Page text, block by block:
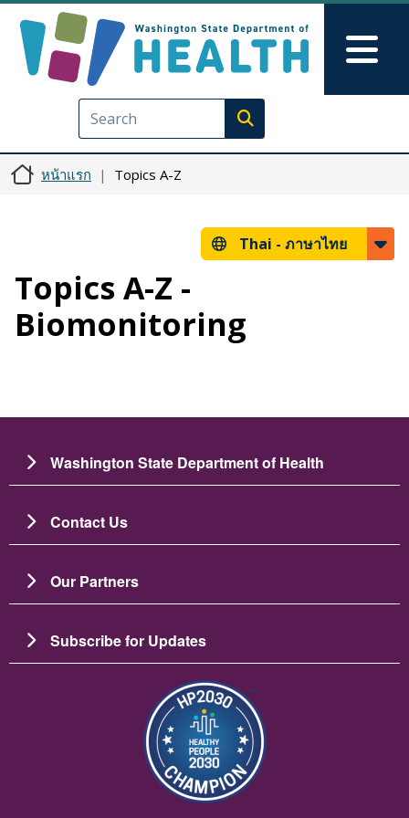
Execute search
หน้าแรก Topics A-Z
Thai - ภาษาไทย
Topics A-Z -
Biomonitoring
Washington State Department of Health
Contact Us
Our Partners
Subscribe for Updates
Image